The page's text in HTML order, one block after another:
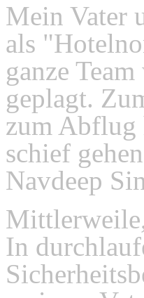
Mein Vater
als
ganze
geplagt.
zum Abflug
schief
Navdeep
In